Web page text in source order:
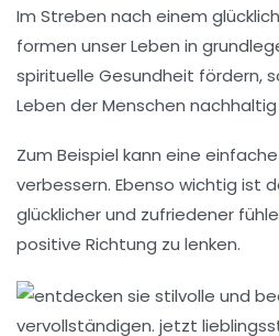
Im Streben nach einem
formen unser Leben in
spirituelle Gesundheit fördern,
Leben der Menschen
Zum Beispiel kann eine
verbessern. Ebenso wichtig ist
glücklicher und zufriedener
positive Richtung zu lenken.